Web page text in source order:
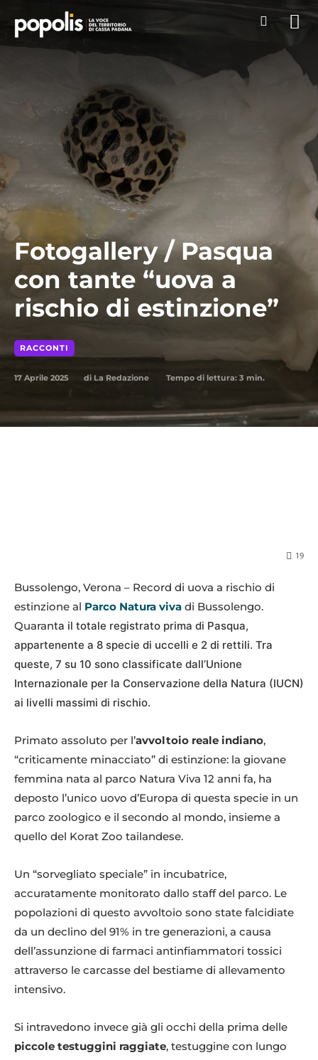
Fotogallery / Pasqua
con tante “uova a
rischio di estinzione”
RACCONTI
17 Aprile 2025 di La Redazione Tempo di lettura: 3 min.
19
Bussolengo, Verona – Record di uova a rischio di
estinzione al Parco Natura viva di Bussolengo.
Quaranta il totale registrato prima di Pasqua,
appartenente a 8 specie di uccelli e 2 di rettili. Tra
queste, 7 su 10 sono classificate dall’Unione
Internazionale per la Conservazione della Natura (IUCN)
ai livelli massimi di rischio.
Primato assoluto per l’avvoltoio reale indiano,
“criticamente minacciato” di estinzione: la giovane
femmina nata al parco Natura Viva 12 anni fa, ha
deposto l’unico uovo d’Europa di questa specie in un
parco zoologico e il secondo al mondo, insieme a
quello del Korat Zoo tailandese.
Un “sorvegliato speciale” in incubatrice,
accuratamente monitorato dallo staff del parco. Le
popolazioni di questo avvoltoio sono state falcidiate
da un declino del 91% in tre generazioni, a causa
dell’assunzione di farmaci antinfiammatori tossici
attraverso le carcasse del bestiame di allevamento
intensivo.
Si intravedono invece già gli occhi della prima delle
piccole testuggini raggiate, testuggine con lungo